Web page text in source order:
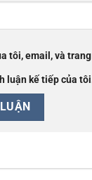
tôi, email, và
luận kế tiếp của